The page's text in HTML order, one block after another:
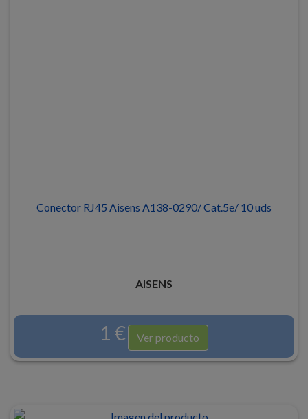
Conector RJ45 Aisens A138-0290/ Cat.5e/ 10 uds
AISENS
1 € Ver producto